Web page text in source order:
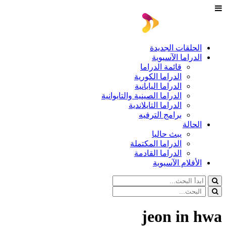
الحلقات الجديدة
الدراما الآسيوية
قائمة الدراما
الدراما الكورية
الدراما اليابانية
الدراما الصينية والتايوانية
الدراما التايلاندية
برامج الترفيه
الحالة
يبث حاليا
الدراما المكتملة
الدراما القادمة
الأفلام الآسيوية
jeon in hwa